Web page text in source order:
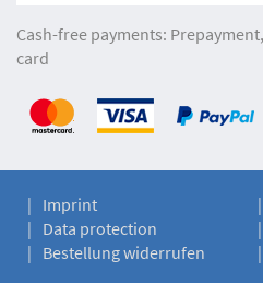
Cash-free payments:
card
Imprint
Data protection
Bestellung widerrufen